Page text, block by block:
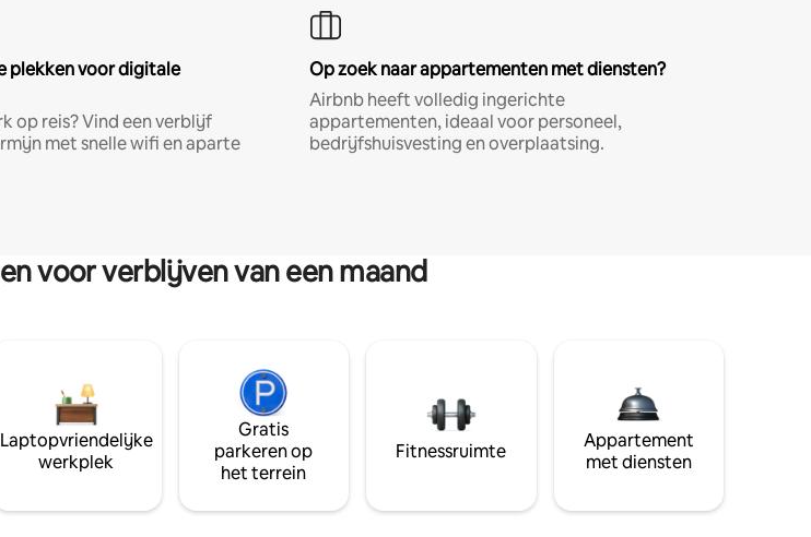
plekken voor digitale
op reis? Vind een verblijf
met snelle wifi en aparte
Op zoek naar appartementen met diensten?
Airbnb heeft volledig ingerichte
appartementen, ideaal voor personeel,
bedrijfshuisvesting en overplaatsing.
voor verblijven van een maand
Laptopvriendelijke
werkplek
Gratis
parkeren op
het terrein
Fitnessruimte
Appartement
met diensten